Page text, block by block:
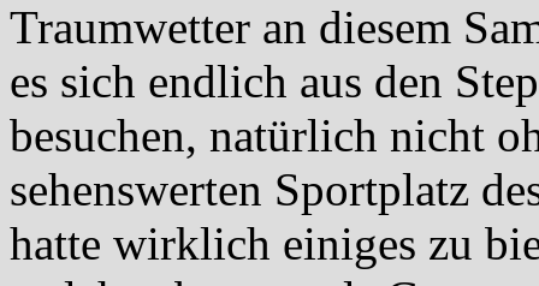
Traumwetter an diesem
es sich endlich aus den
besuchen, natürlich nicht
sehenswerten Sportplatz
hatte wirklich einiges zu